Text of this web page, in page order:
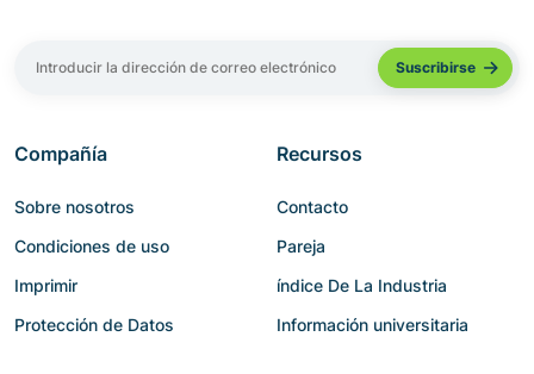
Compañía
Sobre nosotros
Condiciones de uso
Imprimir
Protección de Datos
Recursos
Contacto
Pareja
índice De La Industria
Información universitaria